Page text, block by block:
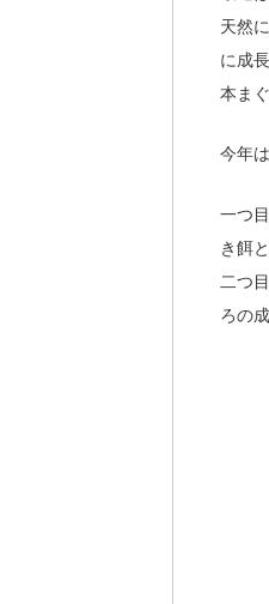
天然
に成
本ま
今年
一つ
き餌
二つ
ろの